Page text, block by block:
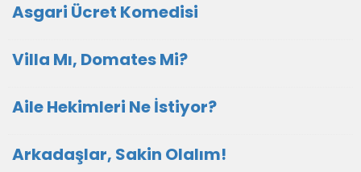
Asgari Ücret Komedisi
Villa Mı, Domates Mi?
Aile Hekimleri Ne İstiyor?
Arkadaşlar, Sakin Olalım!